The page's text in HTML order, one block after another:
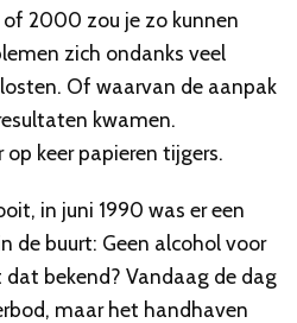
2000 zou je zo kunnen
zich ondanks veel
Of waarvan de aanpak
kwamen.
keer papieren tijgers.
in juni 1990 was er een
de buurt: Geen alcohol voor
dat bekend? Vandaag de dag
maar het handhaven